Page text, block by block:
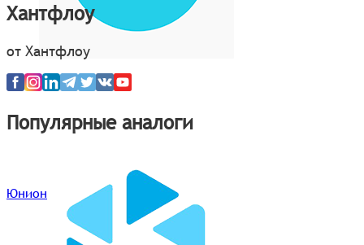
Хантфлоу
от Хантфлоу
Популярные аналоги
Юнион